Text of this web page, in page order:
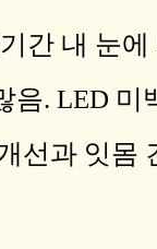
간 내 눈
음. LED 미
선과 잇몸